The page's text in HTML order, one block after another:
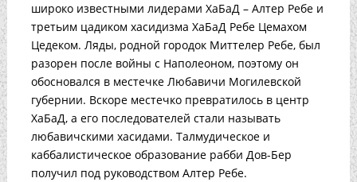
широко известными лидерами ХаБаД – Алтер Ребе и
третьим цадиком хасидизма ХаБаД Ребе Цемахом
Цедеком. Ляды, родной городок Миттелер Ребе, был
разорен после войны с Наполеоном, поэтому он
обосновался в местечке Любавичи Могилевской
губернии. Вскоре местечко превратилось в центр
ХаБаД, а его последователей стали называть
любавичскими хасидами. Талмудическое и
каббалистическое образование рабби Дов-Бер
получил под руководством Алтер Ребе.